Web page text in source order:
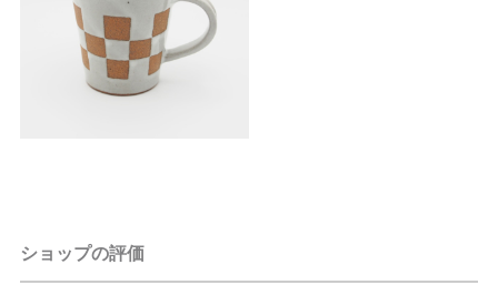
ショップの評価